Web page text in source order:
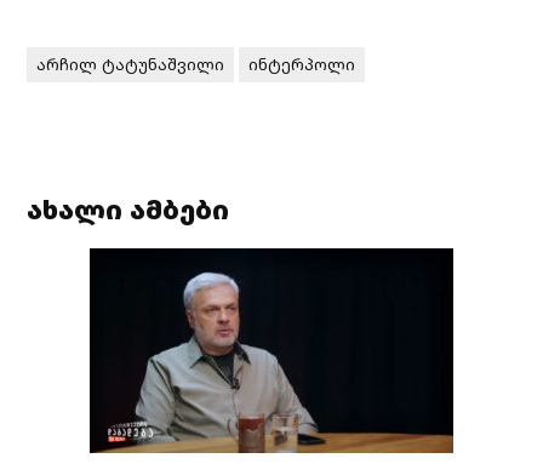
არჩილ ტატუნაშვილი ინტერპოლი
ახალი ამბები